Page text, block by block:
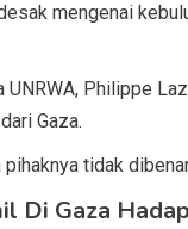
mengenai
UNRWA, Philippe
Gaza.
tidak
Di Gaza